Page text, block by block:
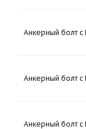
Анкерный болт с
Анкерный болт с
Анкерный болт с